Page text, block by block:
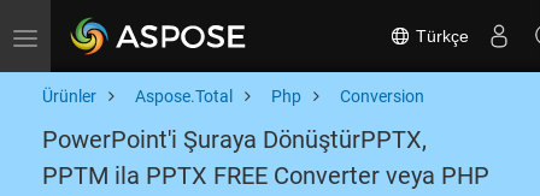
Toggle navigation Türkçe
Ürünler Aspose.Total Php Conversion
PowerPoint'i Şuraya DönüştürPPTX,
PPTM ila PPTX FREE Converter veya PHP